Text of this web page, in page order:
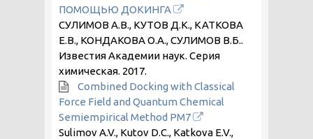
ПОМОЩЬЮ ДОКИНГА
СУЛИМОВ А.В., КУТОВ Д.К., КАТКОВА
Е.В., КОНДАКОВА О.А., СУЛИМОВ В.Б..
Известия Академии наук. Серия
химическая. 2017.
Combined Docking with Classical
Force Field and Quantum Chemical
Semiempirical Method PM7
Sulimov A.V., Kutov D.C., Katkova E.V.,